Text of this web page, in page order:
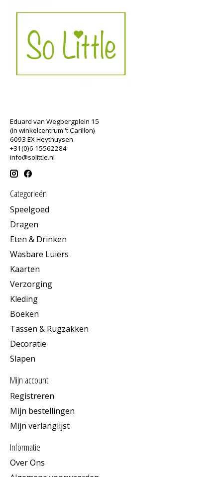
Eduard van Wegbergplein 15
(in winkelcentrum 't Carillon)
6093 EX Heythuysen
+31(0)6 15562284
info@solittle.nl
Categorieën
Speelgoed
Dragen
Eten & Drinken
Wasbare Luiers
Kaarten
Verzorging
Kleding
Boeken
Tassen & Rugzakken
Decoratie
Slapen
Mijn account
Registreren
Mijn bestellingen
Mijn verlanglijst
Informatie
Over Ons